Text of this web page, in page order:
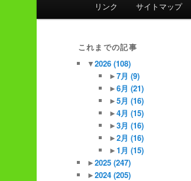
メ
リンク サイトマップ
これまでの記事
▼2026 (108)
►7月(9)
►6月(21)
►5月(16)
►4月(15)
►3月(16)
►2月(16)
►1月(15)
►2025 (247)
►2024 (205)